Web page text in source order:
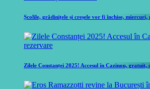
Școlile, grădinițele și creșele vor fi închise, miercuri,
Zilele Constanței 2025! Accesul în Cazinou, gratuit,